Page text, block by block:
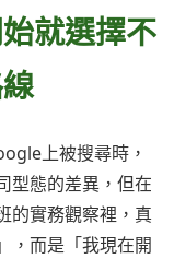
就選擇不
上被搜尋時，
型態的差異，但在
的實務觀察裡，真
，而是「我現在開